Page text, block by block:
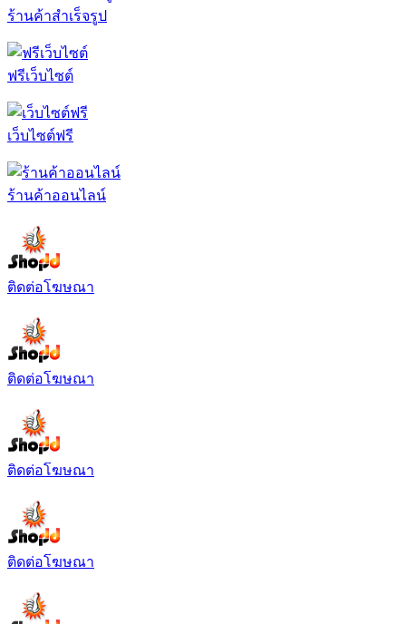
ร้านค้าสำเร็จรูป
ฟรีเว็บไซต์
เว็บไซต์ฟรี
ร้านค้าออนไลน์
ติดต่อโฆษณา
ติดต่อโฆษณา
ติดต่อโฆษณา
ติดต่อโฆษณา